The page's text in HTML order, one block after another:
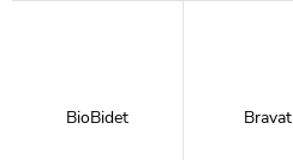
BioBidet Bravat